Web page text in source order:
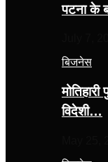
पटना के
बिजनेस
विदेशी…